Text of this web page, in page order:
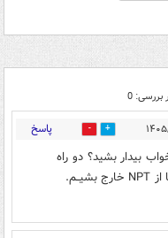
بررسی: 0
0 پاسخ
بیدار بشید؟ دو راه
بیشتر نداریم، یا تست اتمی انجام بدیم و با از NPT خارج بشیــم.